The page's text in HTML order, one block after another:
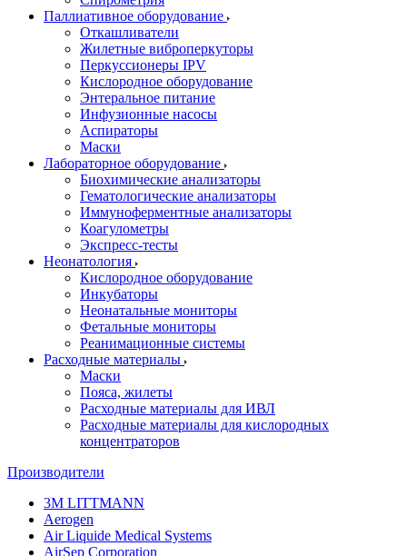
Паллиативное оборудование
Откашливатели
Жилетные виброперкуторы
Перкуссионеры IPV
Кислородное оборудование
Энтеральное питание
Инфузионные насосы
Аспираторы
Маски
Лабораторное оборудование
Биохимические анализаторы
Гематологические анализаторы
Иммуноферментные анализаторы
Коагулометры
Экспресс-тесты
Неонатология
Кислородное оборудование
Инкубаторы
Неонатальные мониторы
Фетальные мониторы
Реанимационные системы
Расходные материалы
Маски
Пояса, жилеты
Расходные материалы для ИВЛ
Расходные материалы для кислородных
концентраторов
Производители
3M LITTMANN
Aerogen
Air Liquide Medical Systems
AirSep Corporation